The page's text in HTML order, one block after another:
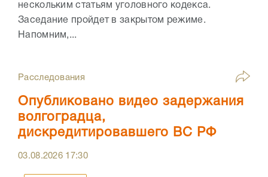
нескольким статьям уголовного кодекса.
Заседание пройдет в закрытом режиме.
Напомним,...
Расследования
Опубликовано видео задержания
волгоградца,
дискредитировавшего ВС РФ
03.08.2026 17:30